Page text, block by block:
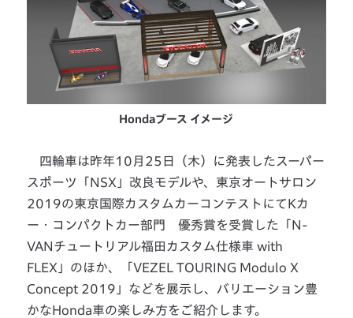
Hondaブース イメージ
四輪車は昨年10月25日（木）に発表したスーパー
スポーツ「NSX」改良モデルや、東京オートサロン
2019の東京国際カスタムカーコンテストにてKカ
ー・コンパクトカー部門 優秀賞を受賞した「N-
VANチュートリアル福田カスタム仕様車 with
FLEX」のほか、「VEZEL TOURING Modulo X
Concept 2019」などを展示し、バリエーション豊
かなHonda車の楽しみ方をご紹介します。